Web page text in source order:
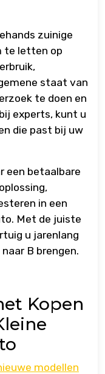
zuinige
te letten op
staat van
te doen en
experts, kunt u
die past bij uw
een betaalbare
in een
Met de juiste
u jarenlang
B brengen.
Kopen
modellen